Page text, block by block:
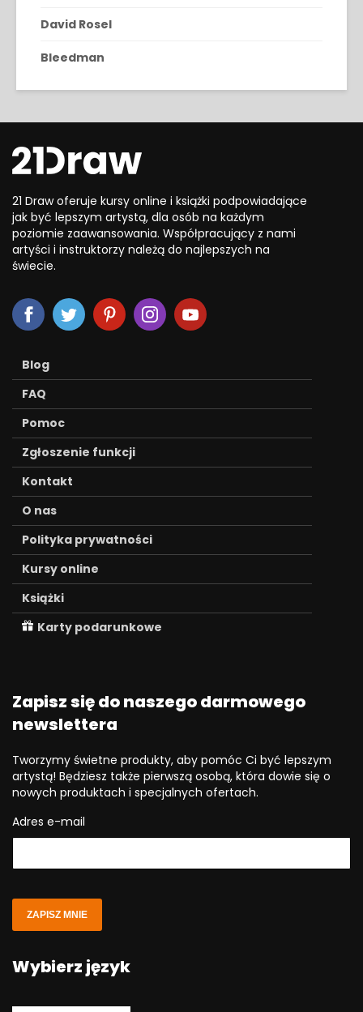
David Rosel
Bleedman
21 Draw oferuje kursy online i książki podpowiadające
jak być lepszym artystą, dla osób na każdym
poziomie zaawansowania. Współpracujący z nami
artyści i instruktorzy należą do najlepszych na
świecie.
Blog
FAQ
Pomoc
Zgłoszenie funkcji
Kontakt
O nas
Polityka prywatności
Kursy online
Książki
Karty podarunkowe
Zapisz się do naszego darmowego
newslettera
Tworzymy świetne produkty, aby pomóc Ci być lepszym
artystą! Będziesz także pierwszą osobą, która dowie się o
nowych produktach i specjalnych ofertach.
Adres e-mail
ZAPISZ MNIE
Wybierz język